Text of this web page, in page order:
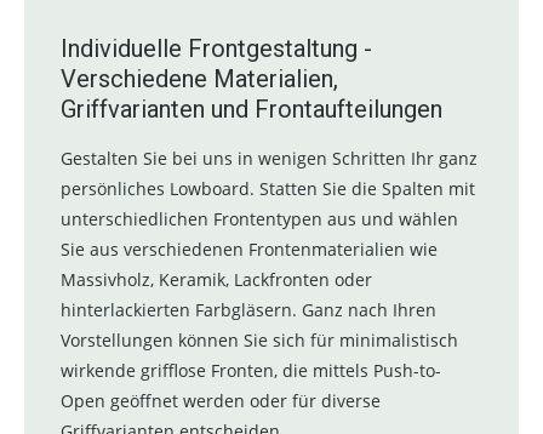
Individuelle Frontgestaltung -
Verschiedene Materialien,
Griffvarianten und Frontaufteilungen
Gestalten Sie bei uns in wenigen Schritten Ihr ganz
persönliches Lowboard. Statten Sie die Spalten mit
unterschiedlichen Frontentypen aus und wählen
Sie aus verschiedenen Frontenmaterialien wie
Massivholz, Keramik, Lackfronten oder
hinterlackierten Farbgläsern. Ganz nach Ihren
Vorstellungen können Sie sich für minimalistisch
wirkende grifflose Fronten, die mittels Push-to-
Open geöffnet werden oder für diverse